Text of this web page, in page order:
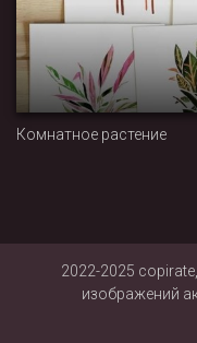
Комнатное растение
2022-2025
изображений